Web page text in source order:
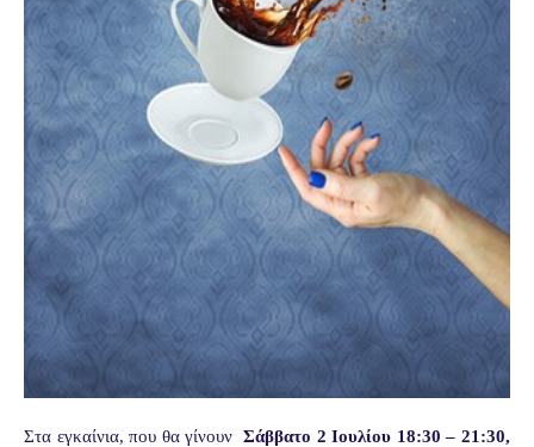
Στα εγκαίνια, που θα γίνουν Σάββατο 2 Ιουλίου 18:30 – 21:30,